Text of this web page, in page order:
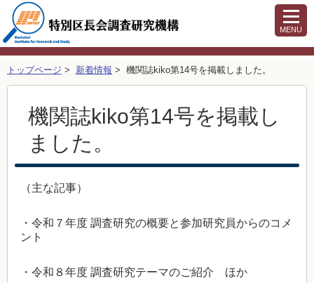
MENU
トップページ > 新着情報 > 機関誌kiko第14号を掲載しました。
機関誌kiko第14号を掲載し
ました。
（主な記事）
・令和７年度 調査研究の概要と参加研究員からのコメ
ント
・令和８年度 調査研究テーマのご紹介 ほか